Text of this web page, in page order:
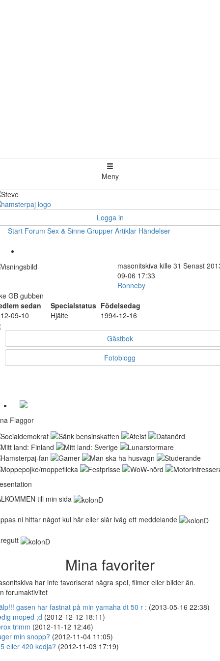
Meny
Logga in
Start Forum Sex & Sinne Grupper Artiklar Händelser
masonitskiva kille 31 Senast
09-06 17:33
Ronneby
GB gubben
sedan
Specialstatus Födelsedag
09-10
Hjälte 1994-12-16
Gästbok
Fotoblogg
Flaggor
till min sida
ni hittar något kul här eller slår iväg ett meddelande
Mina favoriter
har inte favoriserat några spel, filmer eller bilder än.
forumaktivitet
gasen har fastnat på min yamaha dt 50 r : (2013-05-16 22:38)
moped ;d (2012-12-12 18:11)
trimm (2012-11-12 12:46)
min snopp? (2012-11-04 11:05)
eller 420 kedja? (2012-11-03 17:19)